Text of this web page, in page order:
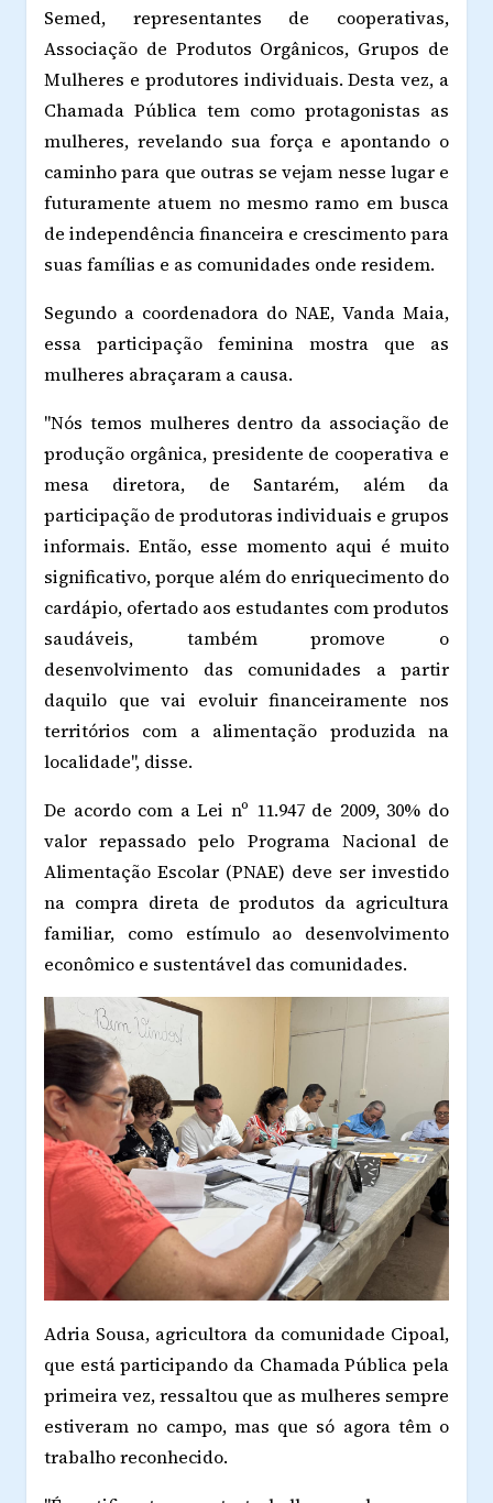
Semed, representantes de cooperativas,
Associação de Produtos Orgânicos, Grupos de
Mulheres e produtores individuais. Desta vez, a
Chamada Pública tem como protagonistas as
mulheres, revelando sua força e apontando o
caminho para que outras se vejam nesse lugar e
futuramente atuem no mesmo ramo em busca
de independência financeira e crescimento para
suas famílias e as comunidades onde residem.
Segundo a coordenadora do NAE, Vanda Maia,
essa participação feminina mostra que as
mulheres abraçaram a causa.
"Nós temos mulheres dentro da associação de
produção orgânica, presidente de cooperativa e
mesa diretora, de Santarém, além da
participação de produtoras individuais e grupos
informais. Então, esse momento aqui é muito
significativo, porque além do enriquecimento do
cardápio, ofertado aos estudantes com produtos
saudáveis, também promove o
desenvolvimento das comunidades a partir
daquilo que vai evoluir financeiramente nos
territórios com a alimentação produzida na
localidade", disse.
De acordo com a Lei nº 11.947 de 2009, 30% do
valor repassado pelo Programa Nacional de
Alimentação Escolar (PNAE) deve ser investido
na compra direta de produtos da agricultura
familiar, como estímulo ao desenvolvimento
econômico e sustentável das comunidades.
Adria Sousa, agricultora da comunidade Cipoal,
que está participando da Chamada Pública pela
primeira vez, ressaltou que as mulheres sempre
estiveram no campo, mas que só agora têm o
trabalho reconhecido.